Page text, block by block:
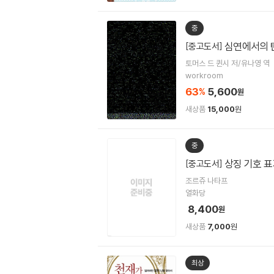
중
[중고도서] 심연에서의
토머스 드 퀸시 저/유나영 역
workroom
63% 5,600원
새상품 15,000원
중
[중고도서] 상징 기호
조르쥬 나타프
열화당
8,400원
새상품 7,000원
최상